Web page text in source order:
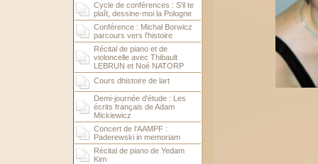
Cycle de conférences : S'il te
plaît, dessine-moi la Pologne
Conférence : Michał Borwicz
parcours vers l'histoire
Récital de piano et de
violoncelle avec Thibault
LEBRUN et Noé NATORP
Cours dhistoire de lart
Demi-journée d'étude : Les
écrits français de Adam
Mickiewicz
Concert de l'AAMPF :
Paderewski in memoriam
Récital de piano de Yedam
Kim